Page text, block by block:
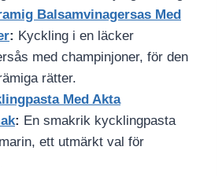
Balsamvinagersas Med
: Kyckling i en läcker
med champinjoner, för den
rätter.
Med Akta
: En smakrik kycklingpasta
ett utmärkt val för